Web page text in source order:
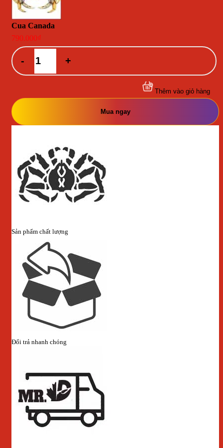
Cua Canada
790.000₫
Cua
Canada
lượng
Thêm vào giỏ hàng
Mua ngay
Sản phẩm chất lượng
Đổi trả nhanh chóng